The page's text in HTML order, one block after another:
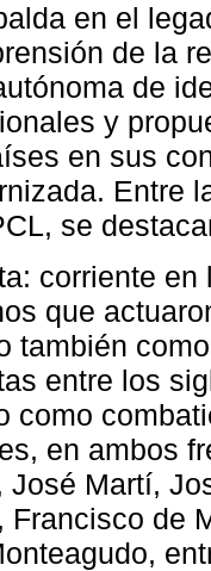
en el
de la
de
y
en sus
Entre
se
corriente
que
también
entre los
como
en ambos
José Martí,
Francisco de